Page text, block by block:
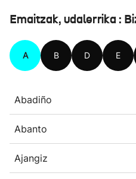
Emaitzak, udalerrika :
A B D E
Abadiño
Abanto
Ajangiz